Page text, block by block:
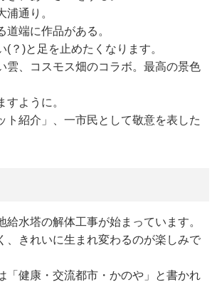
浦通り。
道端に作品がある。
(？)と足を止めたくなります。
雲、コスモス畑のコラボ。最高の景色
すように。
ト紹介」、一市民として敬意を表した
給水塔の解体工事が始まっています。
、きれいに生まれ変わるのが楽しみで
「健康・交流都市・かのや」と書かれ